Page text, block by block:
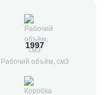
1997
Рабочий объём, см3